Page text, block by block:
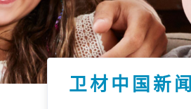
卫材中国新闻